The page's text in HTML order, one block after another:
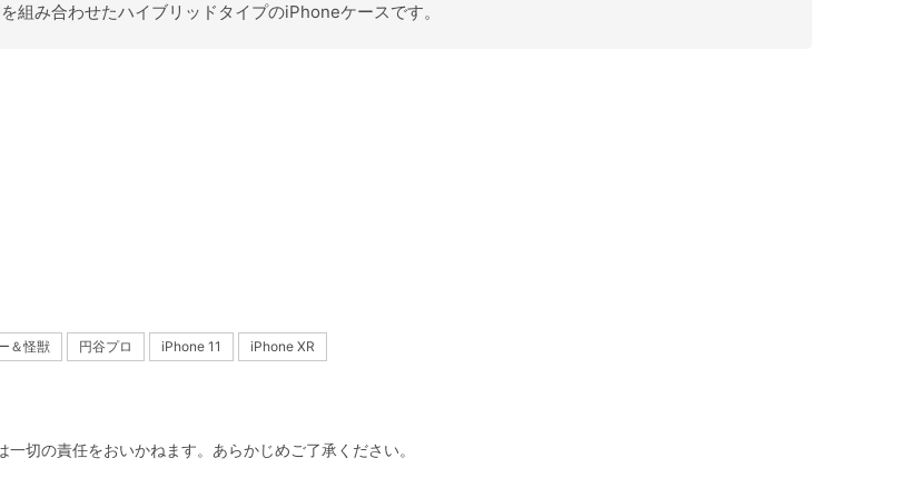
組み合わせたハイブリッドタイプのiPhoneケースです。
＆怪獣 円谷プロ iPhone 11 iPhone XR
切の責任をおいかねます。あらかじめご了承ください。